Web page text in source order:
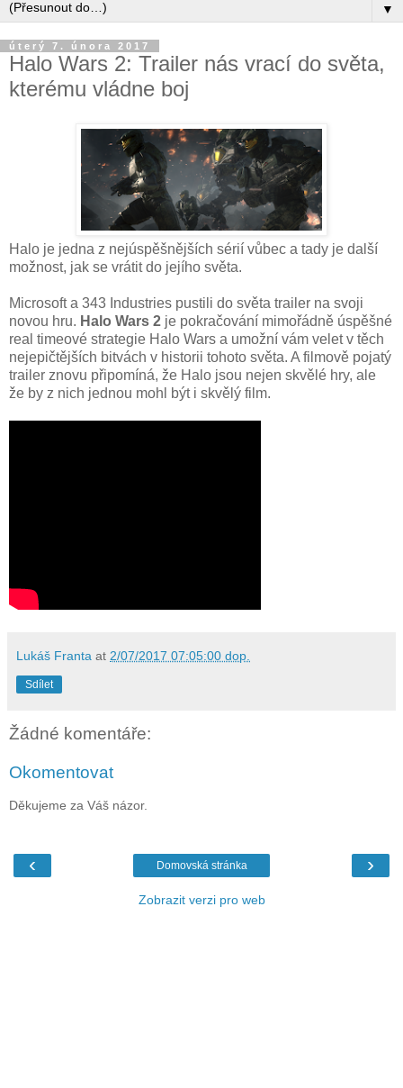
▼
úterý 7. února 2017
Halo Wars 2: Trailer nás vrací do světa,
kterému vládne boj
Halo je jedna z nejúspěšnějších sérií vůbec a tady je další
možnost, jak se vrátit do jejího světa.
Microsoft a 343 Industries pustili do světa trailer na svoji
novou hru. Halo Wars 2 je pokračování mimořádně úspěšné
real timeové strategie Halo Wars a umožní vám velet v těch
nejepičtějších bitvách v historii tohoto světa. A filmově pojatý
trailer znovu připomíná, že Halo jsou nejen skvělé hry, ale
že by z nich jednou mohl být i skvělý film.
Lukáš Franta at 2/07/2017 07:05:00 dop.
Sdílet
Žádné komentáře:
Okomentovat
Děkujeme za Váš názor.
‹ ›
Domovská stránka
Zobrazit verzi pro web